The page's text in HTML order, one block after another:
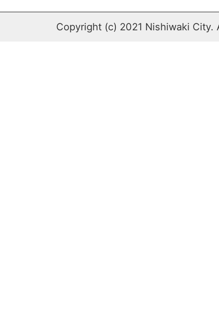
Copyright (c) 2021 Nishiwaki City.